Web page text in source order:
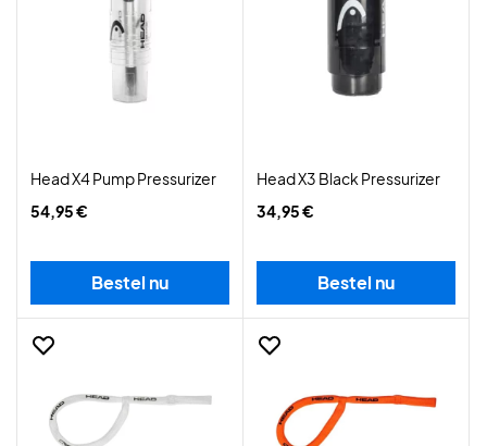
Head X4 Pump Pressurizer
54,95 €
Bestel nu
Head X3 Black Pressurizer
34,95 €
Bestel nu